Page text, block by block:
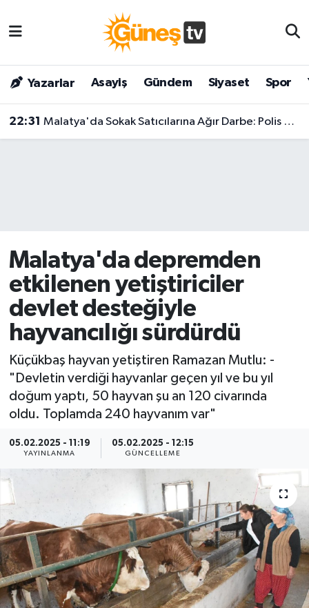
Yazarlar Asayiş Gündem Siyaset Spor
22:31 Malatya'da Sokak Satıcılarına Ağır Darbe: Polis Adım Adım Takip Etti!
Malatya'da depremden
etkilenen yetiştiriciler
devlet desteğiyle
hayvancılığı sürdürdü
Küçükbaş hayvan yetiştiren Ramazan Mutlu: -
"Devletin verdiği hayvanlar geçen yıl ve bu yıl
doğum yaptı, 50 hayvan şu an 120 civarında
oldu. Toplamda 240 hayvanım var"
05.02.2025 - 11:19
YAYINLANMA
05.02.2025 - 12:15
GÜNCELLEME
Bilim & Teknoloji
Dünya
Magazin
Siyaset
Spor
Yaşam
Malatya Nöbetçi Eczaneler
Malatya Hava Durumu
Malatya Namaz Vakitleri
Son Dakika Haberleri
Haber Arşivi